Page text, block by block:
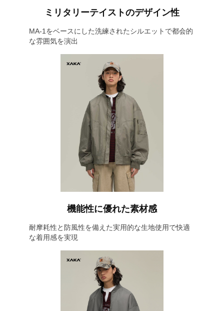
ミリタリーテイストのデザイン性
MA-1をベースにした洗練されたシルエットで都会的
な雰囲気を演出
機能性に優れた素材感
耐摩耗性と防風性を備えた実用的な生地使用で快適
な着用感を実現